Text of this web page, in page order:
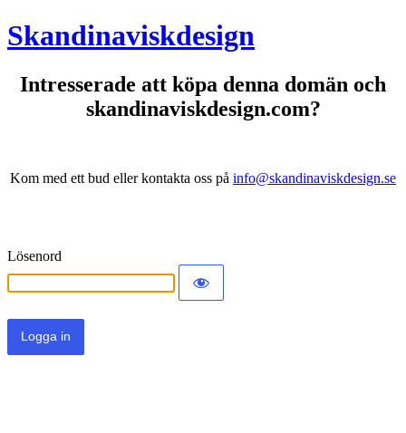
Skandinaviskdesign
Intresserade att köpa denna domän och
skandinaviskdesign.com?
Kom med ett bud eller kontakta oss på info@skandinaviskdesign.se
Lösenord